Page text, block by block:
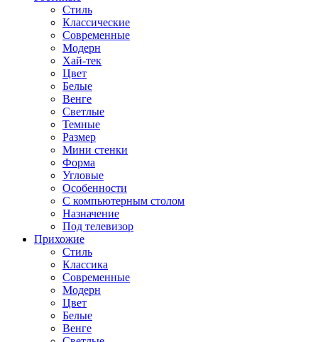
Стиль
Классические
Современные
Модерн
Хай-тек
Цвет
Белые
Венге
Светлые
Темные
Размер
Мини стенки
Форма
Угловые
Особенности
С компьютерным столом
Назначение
Под телевизор
Прихожие
Стиль
Классика
Современные
Модерн
Цвет
Белые
Венге